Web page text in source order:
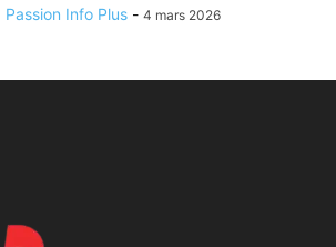
Passion Info Plus - 4 mars 2026